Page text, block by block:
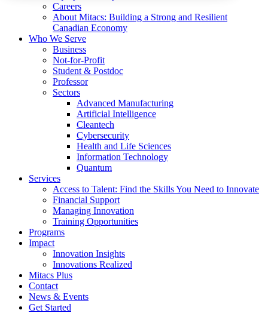
Careers
About Mitacs: Building a Strong and Resilient
Canadian Economy
Who We Serve
Business
Not-for-Profit
Student & Postdoc
Professor
Sectors
Advanced Manufacturing
Artificial Intelligence
Cleantech
Cybersecurity
Health and Life Sciences
Information Technology
Quantum
Services
Access to Talent: Find the Skills You Need to Innovate
Financial Support
Managing Innovation
Training Opportunities
Programs
Impact
Innovation Insights
Innovations Realized
Mitacs Plus
Contact
News & Events
Get Started